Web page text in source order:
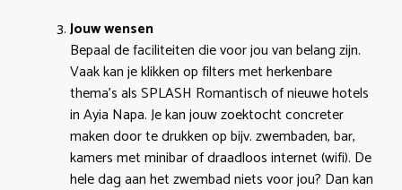
Jouw wensen
Bepaal de faciliteiten die voor jou van belang zijn.
Vaak kan je klikken op filters met herkenbare
thema’s als SPLASH Romantisch of nieuwe hotels
in Ayia Napa. Je kan jouw zoektocht concreter
maken door te drukken op bijv. zwembaden, bar,
kamers met minibar of draadloos internet (wifi). De
hele dag aan het zwembad niets voor jou? Dan kan